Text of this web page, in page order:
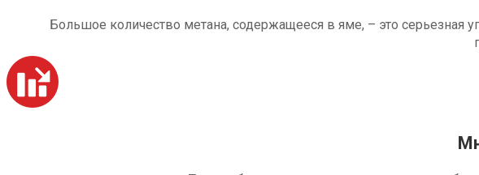
Большое количество метана, содержащееся в яме, – это